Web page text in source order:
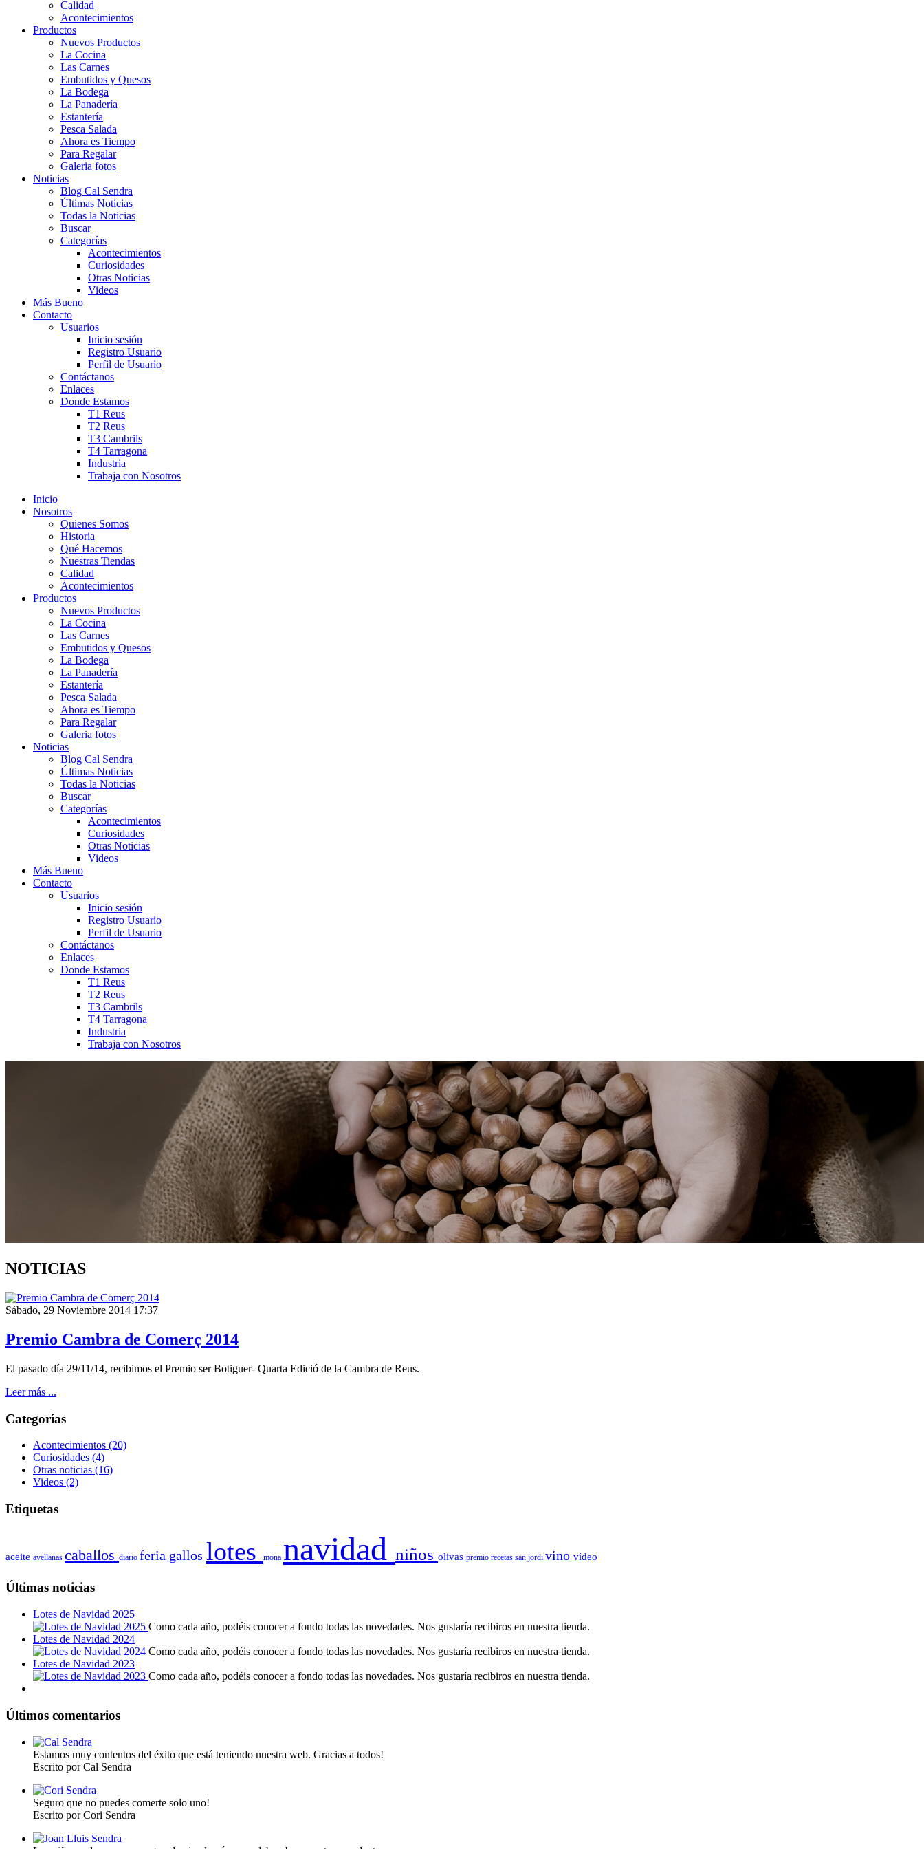
Calidad
Acontecimientos
Productos
Nuevos Productos
La Cocina
Las Carnes
Embutidos y Quesos
La Bodega
La Panadería
Estantería
Pesca Salada
Ahora es Tiempo
Para Regalar
Galeria fotos
Noticias
Blog Cal Sendra
Últimas Noticias
Todas la Noticias
Buscar
Categorías
Acontecimientos
Curiosidades
Otras Noticias
Videos
Más Bueno
Contacto
Usuarios
Inicio sesión
Registro Usuario
Perfil de Usuario
Contáctanos
Enlaces
Donde Estamos
T1 Reus
T2 Reus
T3 Cambrils
T4 Tarragona
Industria
Trabaja con Nosotros
Inicio
Nosotros
Quienes Somos
Historia
Qué Hacemos
Nuestras Tiendas
Calidad
Acontecimientos
Productos
Nuevos Productos
La Cocina
Las Carnes
Embutidos y Quesos
La Bodega
La Panadería
Estantería
Pesca Salada
Ahora es Tiempo
Para Regalar
Galeria fotos
Noticias
Blog Cal Sendra
Últimas Noticias
Todas la Noticias
Buscar
Categorías
Acontecimientos
Curiosidades
Otras Noticias
Videos
Más Bueno
Contacto
Usuarios
Inicio sesión
Registro Usuario
Perfil de Usuario
Contáctanos
Enlaces
Donde Estamos
T1 Reus
T2 Reus
T3 Cambrils
T4 Tarragona
Industria
Trabaja con Nosotros
NOTICIAS
Sábado, 29 Noviembre 2014 17:37
Premio Cambra de Comerç 2014
El pasado día 29/11/14, recibimos el Premio ser Botiguer- Quarta Edició de la Cambra de Reus.
Leer más ...
Categorías
Acontecimientos (20)
Curiosidades (4)
Otras noticias (16)
Videos (2)
Etiquetas
aceite avellanas caballos diario feria gallos lotes mona navidad niños olivas premio recetas san jordi vino vídeo
Últimas noticias
Lotes de Navidad 2025
Como cada año, podéis conocer a fondo todas las novedades. Nos gustaría recibiros en nuestra tienda.
Lotes de Navidad 2024
Como cada año, podéis conocer a fondo todas las novedades. Nos gustaría recibiros en nuestra tienda.
Lotes de Navidad 2023
Como cada año, podéis conocer a fondo todas las novedades. Nos gustaría recibiros en nuestra tienda.
Últimos comentarios
Estamos muy contentos del éxito que está teniendo nuestra web. Gracias a todos!
Escrito por Cal Sendra
Seguro que no puedes comerte solo uno!
Escrito por Cori Sendra